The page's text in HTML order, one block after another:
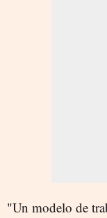
"Un modelo de